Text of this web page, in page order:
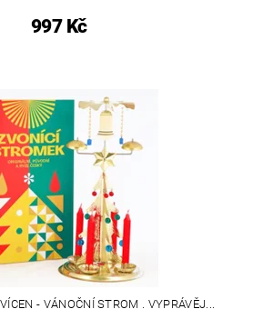
997 Kč
- VÁNOČNÍ STROM . VYPRÁVĚJ...